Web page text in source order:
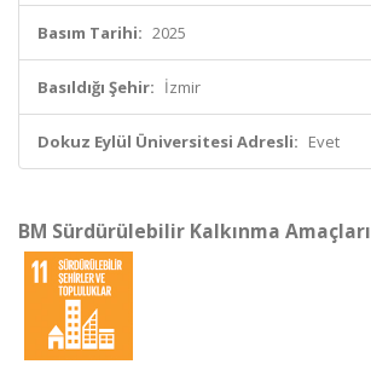
Basım Tarihi: 2025
Basıldığı Şehir: İzmir
Dokuz Eylül Üniversitesi Adresli: Evet
BM Sürdürülebilir Kalkınma Amaçları